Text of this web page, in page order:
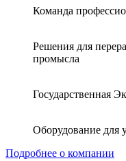
Команда
Решения для
промысла
Государственная
Оборудование для
Подробнее о компании